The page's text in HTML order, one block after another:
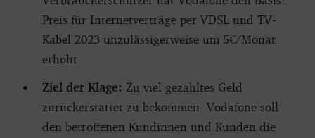
Preis für Internetverträge per VDSL und TV-
Kabel 2023 unzulässigerweise um 5€/Monat
erhöht
Ziel der Klage: Zu viel gezahltes Geld
zurückerstattet zu bekommen. Vodafone soll
den betroffenen Kundinnen und Kunden die